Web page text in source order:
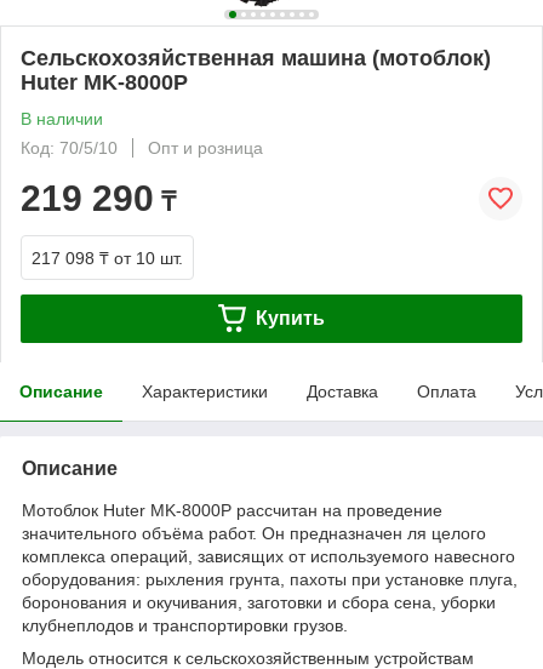
Сельскохозяйственная машина (мотоблок)
Huter MK-8000P
В наличии
Код: 70/5/10
Опт и розница
219 290 ₸
217 098 ₸ от 10 шт.
Купить
Описание Характеристики Доставка Оплата
Описание
Мотоблок Huter MK-8000P рассчитан на проведение
значительного объёма работ. Он предназначен ля целого
комплекса операций, зависящих от используемого навесного
оборудования: рыхления грунта, пахоты при установке плуга,
боронования и окучивания, заготовки и сбора сена, уборки
клубнеплодов и транспортировки грузов.
Модель относится к сельскохозяйственным устройствам